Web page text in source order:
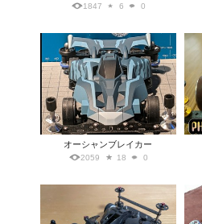
1847 6 0
オーシャンブレイカー
2059 18 0